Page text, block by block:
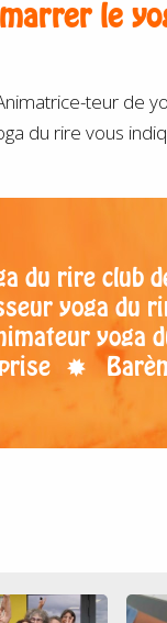
le
teur de
du rire vous
du rire club
yoga du
yoga